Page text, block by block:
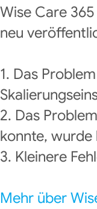
Wise Care
neu
1. Das
2. Das
konnte, wurde
3. Kleinere
Mehr über